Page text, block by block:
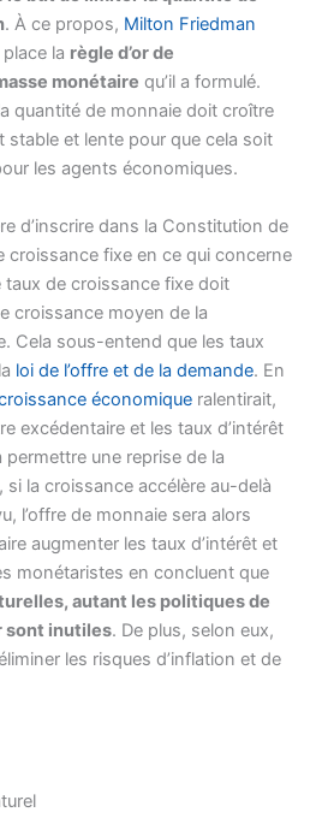
. À ce propos, Milton Friedman
la règle d’or de
monétaire qu’il a formulé.
quantité de monnaie doit croître
stable et lente pour que cela soit
les agents économiques.
d’inscrire dans la Constitution de
croissance fixe en ce qui concerne
taux de croissance fixe doit
croissance moyen de la
Cela sous-entend que les taux
loi de l’offre et de la demande. En
économique ralentirait,
excédentaire et les taux d’intérêt
une reprise de la
la croissance accélère au-delà
l’offre de monnaie sera alors
augmenter les taux d’intérêt et
monétaristes en concluent que
autant les politiques de
sont inutiles. De plus, selon eux,
les risques d’inflation et de